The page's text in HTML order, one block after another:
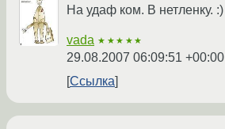
На удаф ком. В нетленку. :)
vada ★★★★★
29.08.2007 06:09:51 +00:00
Ссылка